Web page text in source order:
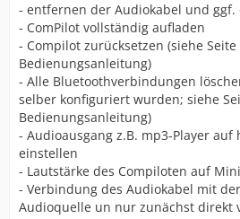
- entfernen der Audiokabel und ggf.
- ComPilot vollständig aufladen
- Compilot zurücksetzen (siehe
Bedienungsanleitung)
- Alle Bluetoothverbindungen
selber konfiguriert wurden; siehe
Bedienungsanleitung)
- Audioausgang z.B. mp3-Player auf
einstellen
- Lautstärke des Compiloten auf
- Verbindung des Audiokabel mit
Audioquelle un nur zunächst direkt